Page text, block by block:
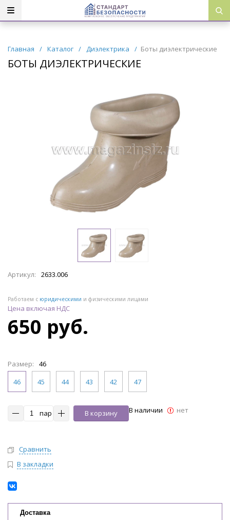
Главная / Каталог / Диэлектрика / Боты диэлектрические
БОТЫ ДИЭЛЕКТРИЧЕСКИЕ
Артикул: 2633.006
Работаем с юридическими и физическими лицами
Цена включая НДС
650 руб.
Размер:
46
46
45 44 43 42 47
пар В корзину В наличии нет
Сравнить
В закладки
Доставка